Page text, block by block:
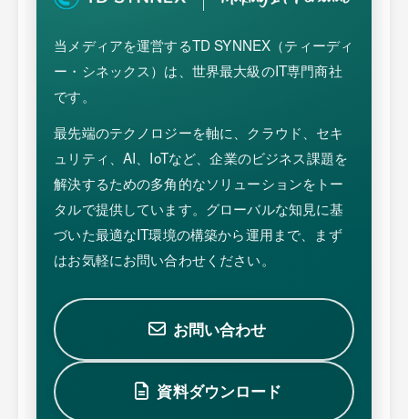
当メディアを運営するTD SYNNEX（ティーディ
ー・シネックス）は、世界最大級のIT専門商社
です。
最先端のテクノロジーを軸に、クラウド、セキ
ュリティ、AI、IoTなど、企業のビジネス課題を
解決するための多角的なソリューションをトー
タルで提供しています。グローバルな知見に基
づいた最適なIT環境の構築から運用まで、まず
はお気軽にお問い合わせください。
お問い合わせ
資料ダウンロード